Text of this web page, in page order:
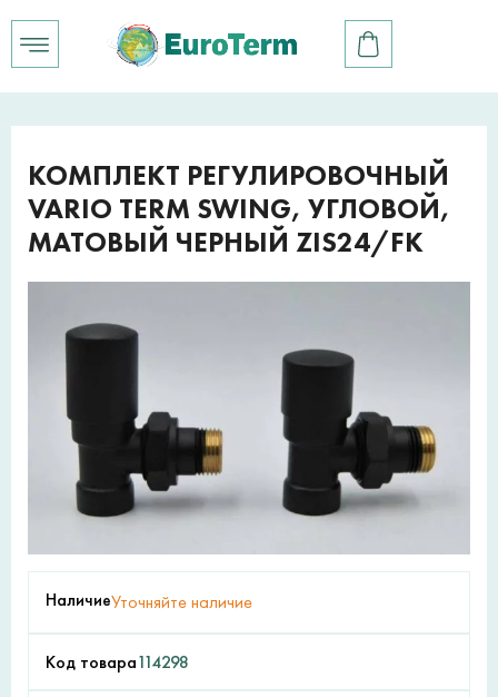
КОМПЛЕКТ РЕГУЛИРОВОЧНЫЙ
VARIO TERM SWING, УГЛОВОЙ,
МАТОВЫЙ ЧЕРНЫЙ ZIS24/FK
НаличиеУточняйте наличие
Код товара114298